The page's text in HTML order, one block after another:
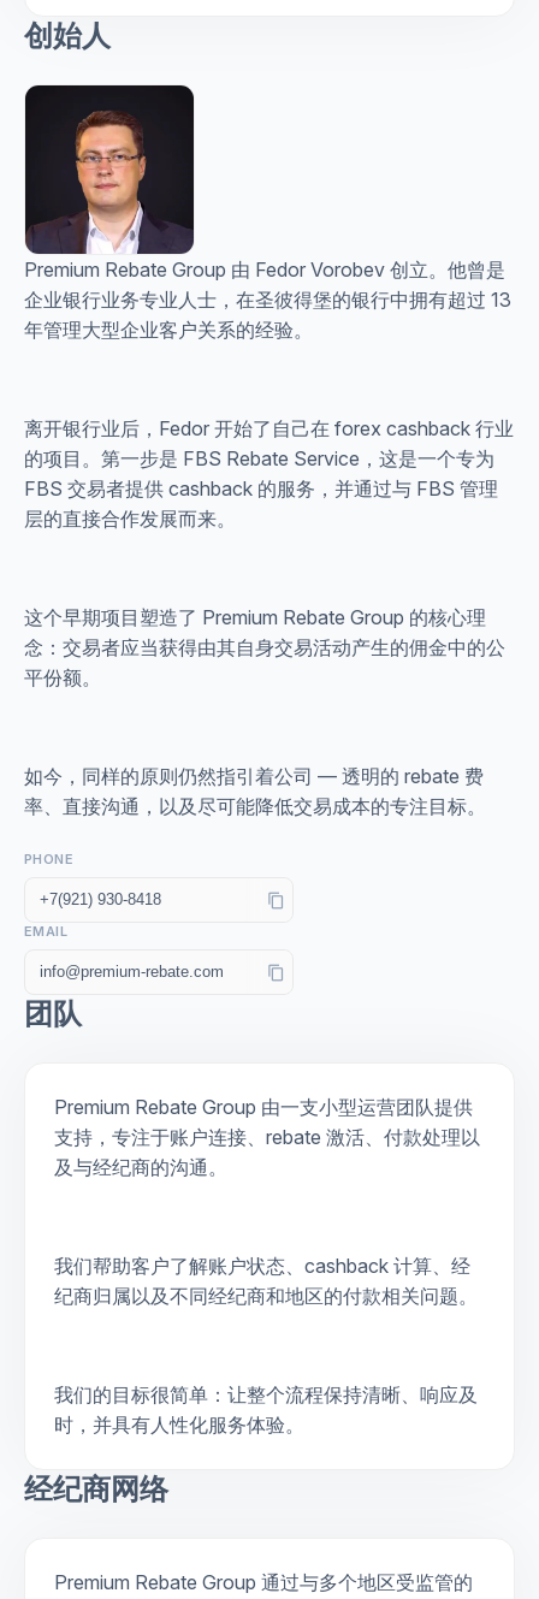
创始人
Premium Rebate Group 由 Fedor Vorobev 创立。他曾是
企业银行业务专业人士，在圣彼得堡的银行中拥有超过 13
年管理大型企业客户关系的经验。
离开银行业后，Fedor 开始了自己在 forex cashback 行业
的项目。第一步是 FBS Rebate Service，这是一个专为
FBS 交易者提供 cashback 的服务，并通过与 FBS 管理
层的直接合作发展而来。
这个早期项目塑造了 Premium Rebate Group 的核心理
念：交易者应当获得由其自身交易活动产生的佣金中的公
平份额。
如今，同样的原则仍然指引着公司 — 透明的 rebate 费
率、直接沟通，以及尽可能降低交易成本的专注目标。
PHONE
content_copy
EMAIL
content_copy
团队
Premium Rebate Group 由一支小型运营团队提供
支持，专注于账户连接、rebate 激活、付款处理以
及与经纪商的沟通。
我们帮助客户了解账户状态、cashback 计算、经
纪商归属以及不同经纪商和地区的付款相关问题。
我们的目标很简单：让整个流程保持清晰、响应及
时，并具有人性化服务体验。
经纪商网络
Premium Rebate Group 通过与多个地区受监管的